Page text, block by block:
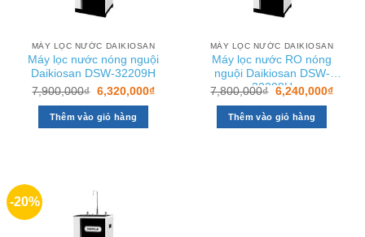
MÁY LỌC NƯỚC DAIKIOSAN
Máy lọc nước nóng nguội
Daikiosan DSW-32209H
7,900,000₫ Giá
là:
7,900,000₫.
6,320,000₫Giá
Thêm vào giỏ hàng
MÁY LỌC NƯỚC DAIKIOSAN
Máy lọc nước RO nóng
nguội Daikiosan DSW-
32208H
7,800,000₫ Giá
là:
7,800,000₫.
6,240,000₫Giá
Thêm vào giỏ hàng
-20%